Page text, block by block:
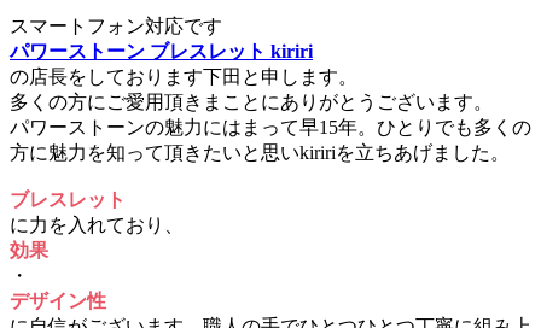
スマートフォン対応です
パワーストーン ブレスレット kiriri
の店長をしております下田と申します。
多くの方にご愛用頂きまことにありがとうございます。
パワーストーンの魅力にはまって早15年。ひとりでも多くの
方に魅力を知って頂きたいと思いkiririを立ちあげました。
ブレスレット
に力を入れており、
効果
・
デザイン性